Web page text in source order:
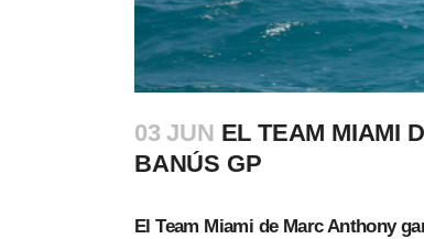
03 JUN EL TEAM MIAMI
BANÚS GP
El Team Miami de Marc Anthony